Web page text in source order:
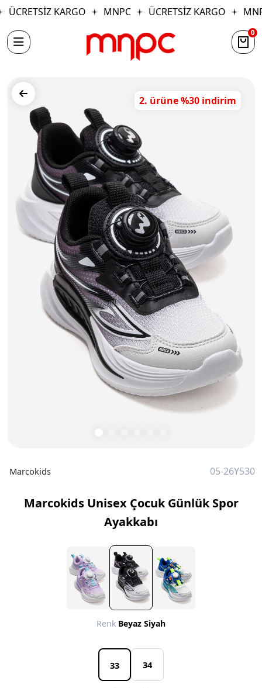
ÜCRETSİZ KARGO MNPC ÜCRETSİZ KARGO
0
2. ürüne %30 indirim
Marcokids 05-26Y530
Marcokids Unisex Çocuk Günlük Spor
Ayakkabı
Renk Beyaz Siyah
33 34